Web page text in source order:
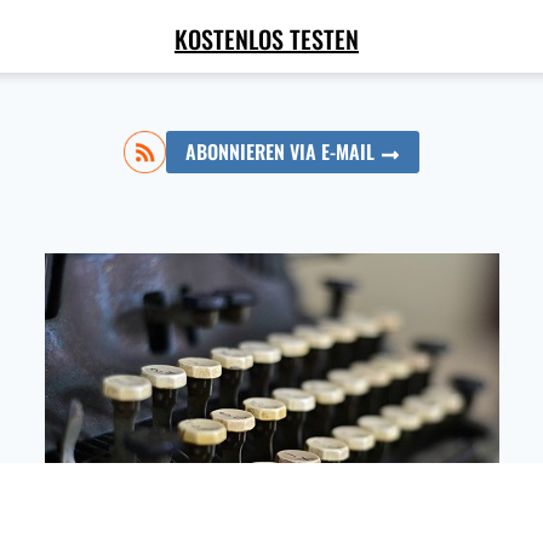
KOSTENLOS TESTEN
ABONNIEREN VIA E-MAIL